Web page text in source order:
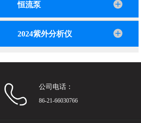
恒流泵
2024紫外分析仪
公司电话：
86-21-66030766